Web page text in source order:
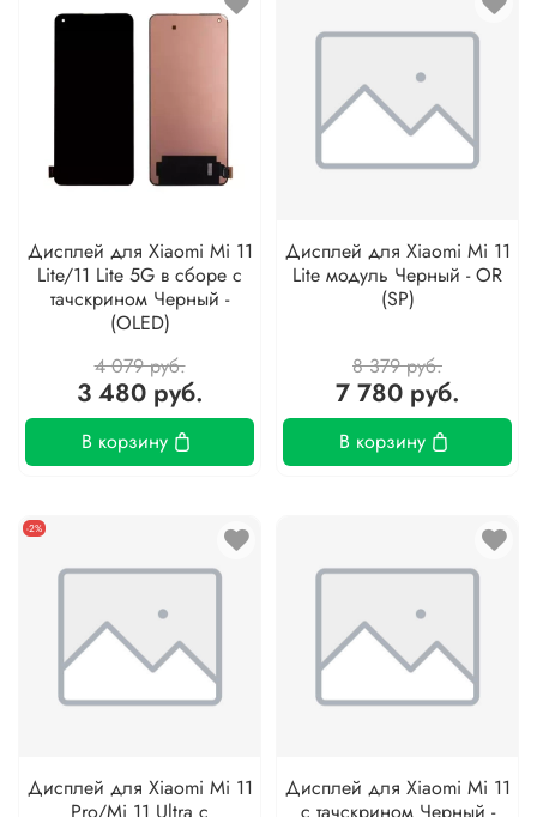
Дисплей для Xiaomi Mi 11
Lite/11 Lite 5G в сборе с
тачскрином Черный -
(OLED)
4 079 руб.
3 480 руб.
В корзину
Дисплей для Xiaomi Mi 11
Lite модуль Черный - OR
(SP)
8 379 руб.
7 780 руб.
В корзину
-2%
Дисплей для Xiaomi Mi 11
Pro/Mi 11 Ultra с
Дисплей для Xiaomi Mi 11
с тачскрином Черный -